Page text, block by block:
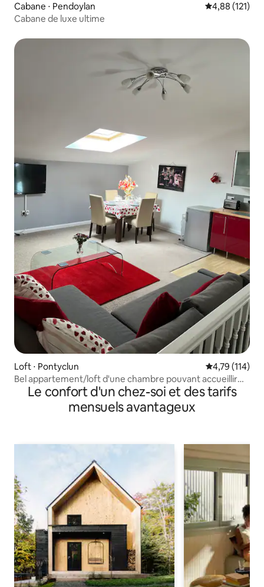
Cabane ⋅ Pendoylan Évaluation
4,88 (121)
Cabane de luxe ultime
Loft ⋅ Pontyclun Évaluation
4,79 (114)
Bel appartement/loft d'une chambre pouvant accueillir
jusqu'à 4 personnes
Le confort d'un chez-soi et des tarifs
mensuels avantageux